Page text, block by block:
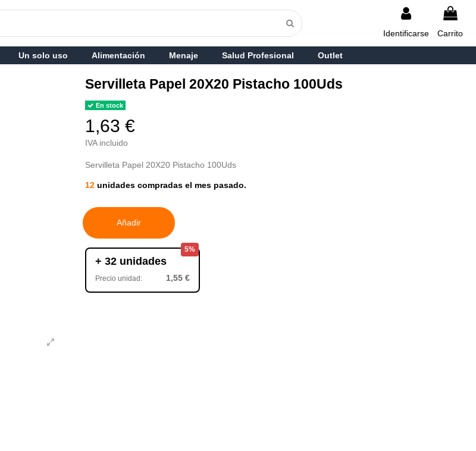
Identificarse Carrito
Un solo uso Alimentación Menaje Salud Profesional Outlet
Servilleta Papel 20X20 Pistacho 100Uds
En stock
1,63 €
IVA incluido
Servilleta Papel 20X20 Pistacho 100Uds
12 unidades compradas el mes pasado.
Añadir
5%
+ 32 unidades
Precio unidad: 1,55 €